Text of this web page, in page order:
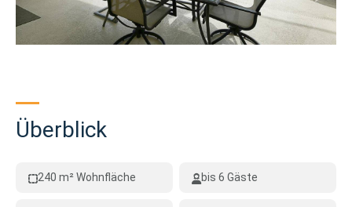
Überblick
240 m² Wohnfläche bis 6 Gäste